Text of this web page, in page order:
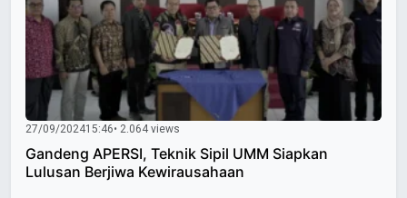
27/09/202415:46• 2.064 views
Gandeng APERSI, Teknik Sipil UMM Siapkan
Lulusan Berjiwa Kewirausahaan